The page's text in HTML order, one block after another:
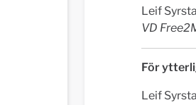
Leif
VD
För
Leif